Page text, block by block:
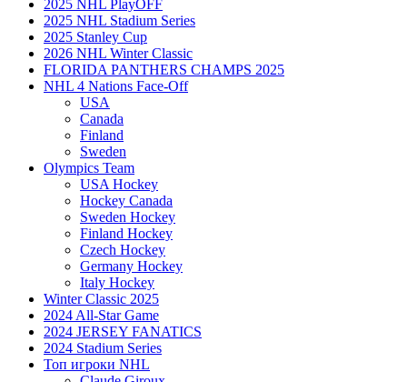
2025 NHL PlayOFF
2025 NHL Stadium Series
2025 Stanley Cup
2026 NHL Winter Classic
FLORIDA PANTHERS CHAMPS 2025
NHL 4 Nations Face-Off
USA
Canada
Finland
Sweden
Olympics Team
USA Hockey
Hockey Canada
Sweden Hockey
Finland Hockey
Czech Hockey
Germany Hockey
Italy Hockey
Winter Classic 2025
2024 All-Star Game
2024 JERSEY FANATICS
2024 Stadium Series
Топ игроки NHL